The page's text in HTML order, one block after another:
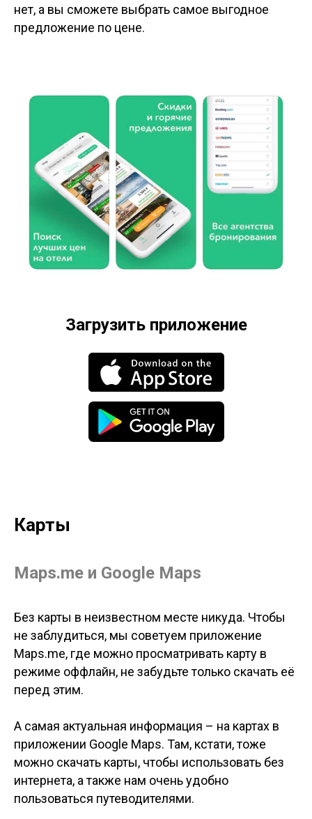
нет, а вы сможете выбрать самое выгодное
предложение по цене.
Загрузить приложение
Карты
Maps.me и Google Maps
Без карты в неизвестном месте никуда. Чтобы
не заблудиться, мы советуем приложение
Maps.me, где можно просматривать карту в
режиме оффлайн, не забудьте только скачать её
перед этим.
А самая актуальная информация – на картах в
приложении Google Maps. Там, кстати, тоже
можно скачать карты, чтобы использовать без
интернета, а также нам очень удобно
пользоваться путеводителями.